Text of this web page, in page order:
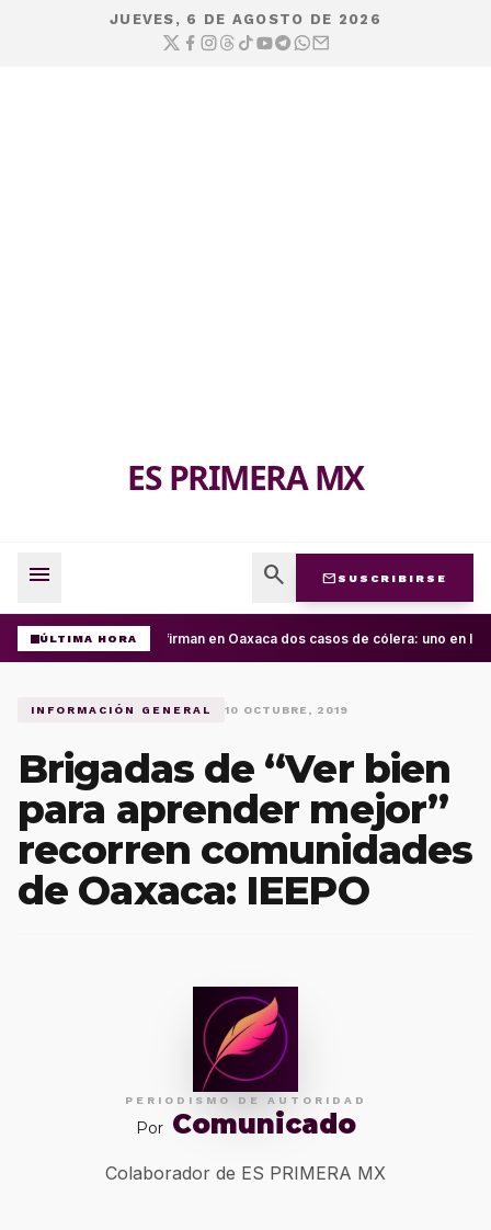
JUEVES, 6 DE AGOSTO DE 2026
ES PRIMERA MX
menu search mail SUSCRIBIRSE
ÚLTIMA HORAConfirman en Oaxaca dos casos de cólera: uno en la
INFORMACIÓN GENERAL 10 OCTUBRE, 2019
Brigadas de “Ver bien
para aprender mejor”
recorren comunidades
de Oaxaca: IEEPO
PERIODISMO DE AUTORIDAD
Por Comunicado
Colaborador de ES PRIMERA MX